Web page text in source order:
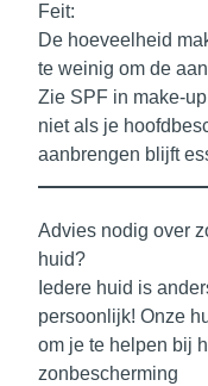
Feit:
De hoeveelheid
te weinig om de
Zie SPF in make-
niet als je
aanbrengen blijft
Advies nodig over
huid?
Iedere huid is
persoonlijk! Onze
om je te helpen bij
zonbescherming